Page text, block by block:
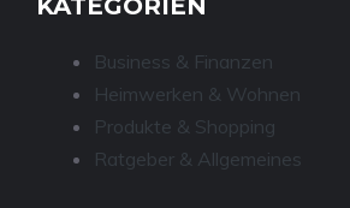
KATEGORIEN
Business & Finanzen
Heimwerken & Wohnen
Produkte & Shopping
Ratgeber & Allgemeines